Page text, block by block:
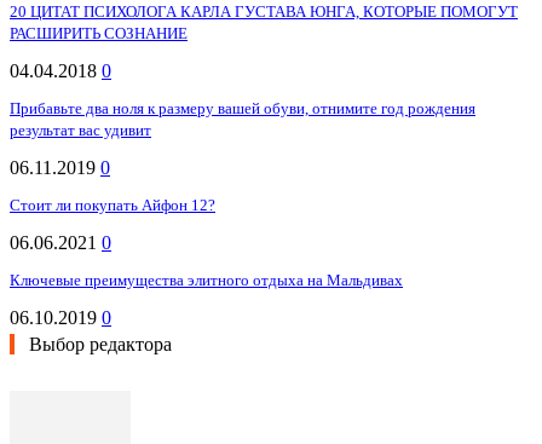
20 ЦИТАТ ПСИХОЛОГА КАРЛА ГУСТАВА ЮНГА, КОТОРЫЕ ПОМОГУТ
РАСШИРИТЬ СОЗНАНИЕ
04.04.2018 0
Прибавьте два ноля к размеру вашей обуви, отнимите год рождения
результат вас удивит
06.11.2019 0
Стоит ли покупать Айфон 12?
06.06.2021 0
Ключевые преимущества элитного отдыха на Мальдивах
06.10.2019 0
Выбор редактора